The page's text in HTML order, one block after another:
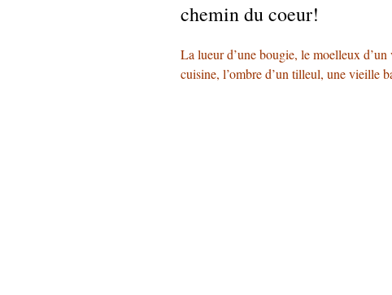
chemin du coeur!
La lueur d’une bougie, le moelleux
cuisine, l’ombre d’un tilleul, une vieille